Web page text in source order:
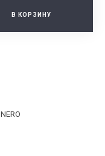
В КОРЗИНУ